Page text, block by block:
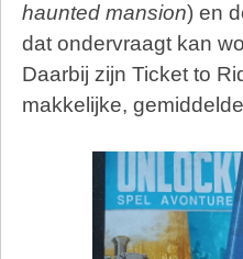
haunted mansion) en
dat ondervraagt kan
Daarbij zijn Ticket to
makkelijke,